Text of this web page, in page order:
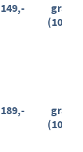
149,-
gratis
(100%)
189,-
gratis
(100%)